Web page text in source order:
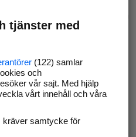
tjänster med
(122) samlar
och
vår sajt. Med hjälp
vårt innehåll och våra
kräver samtycke för